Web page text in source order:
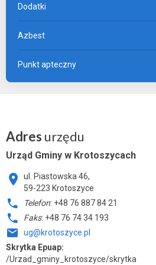
Dodatki
Azbest
Punkt apteczny
Adres urzędu
Urząd Gminy w Krotoszycach
ul. Piastowska 46,
59-223 Krotoszyce
Telefon: +48 76 887 84 21
Faks: +48 76 74 34 193
ug@krotoszyce.pl
Skrytka Epuap:
/Urzad_gminy_krotoszyce/skrytka